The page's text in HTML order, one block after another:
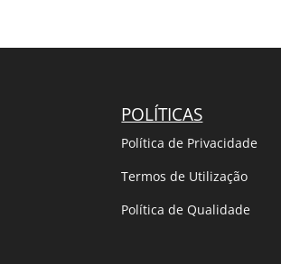
POLÍTICAS
Política de Privacidade
Termos de Utilização
Política de Qualidade